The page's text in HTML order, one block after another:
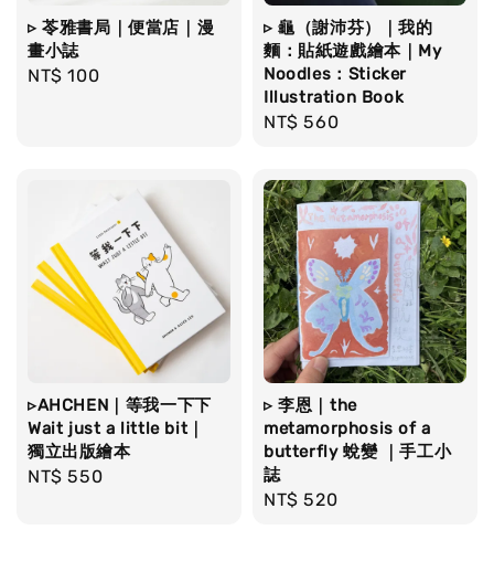
▹ 苓雅書局｜便當店｜漫
畫小誌
Regular
NT$ 100
▹ 龜（謝沛芬）｜我的
麵：貼紙遊戲繪本｜My
Noodles：Sticker
Illustration Book
Regular
NT$ 560
▹AHCHEN｜等我一下下
Wait just a little bit｜
獨立出版繪本
Regular
NT$ 550
▹ 李恩｜the
metamorphosis of a
butterfly 蛻變 ｜手工小
誌
Regular
NT$ 520